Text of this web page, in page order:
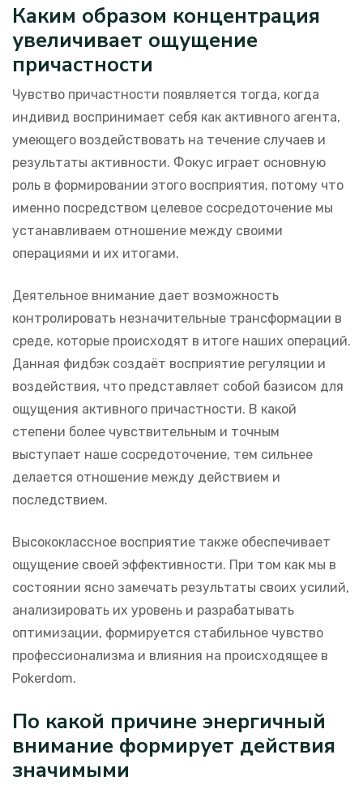
Каким образом концентрация
увеличивает ощущение
причастности
Чувство причастности появляется тогда, когда
индивид воспринимает себя как активного агента,
умеющего воздействовать на течение случаев и
результаты активности. Фокус играет основную
роль в формировании этого восприятия, потому что
именно посредством целевое сосредоточение мы
устанавливаем отношение между своими
операциями и их итогами.
Деятельное внимание дает возможность
контролировать незначительные трансформации в
среде, которые происходят в итоге наших операций.
Данная фидбэк создаёт восприятие регуляции и
воздействия, что представляет собой базисом для
ощущения активного причастности. В какой
степени более чувствительным и точным
выступает наше сосредоточение, тем сильнее
делается отношение между действием и
последствием.
Высококлассное восприятие также обеспечивает
ощущение своей эффективности. При том как мы в
состоянии ясно замечать результаты своих усилий,
анализировать их уровень и разрабатывать
оптимизации, формируется стабильное чувство
профессионализма и влияния на происходящее в
Pokerdom.
По какой причине энергичный
внимание формирует действия
значимыми